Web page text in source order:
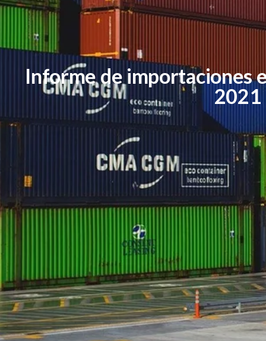
Informe de importaciones
2021